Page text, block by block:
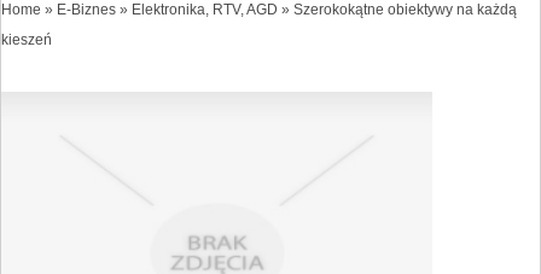
Home » E-Biznes » Elektronika, RTV, AGD » Szerokokątne obiektywy na każdą
kieszeń